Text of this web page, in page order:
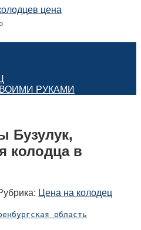
РУКАМИ
Бузулук,
колодца в
Цена на колодец
область